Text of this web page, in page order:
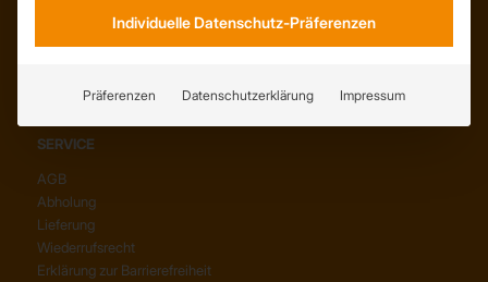
SERVICE
AGB
Abholung
Lieferung
Wiederrufsrecht
Erklärung zur Barrierefreiheit
Individuelle Datenschutz-Präferenzen
Präferenzen Datenschutzerklärung Impressum